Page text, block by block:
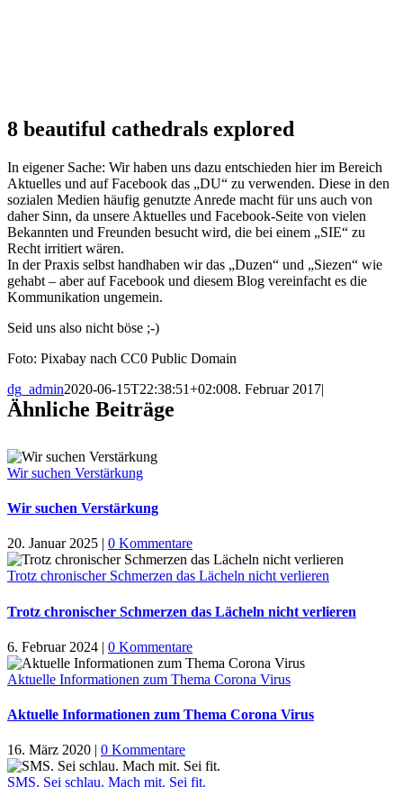
8 beautiful cathedrals explored
In eigener Sache: Wir haben uns dazu entschieden hier im Bereich
Aktuelles und auf Facebook das „DU“ zu verwenden. Diese in den
sozialen Medien häufig genutzte Anrede macht für uns auch von
daher Sinn, da unsere Aktuelles und Facebook-Seite von vielen
Bekannten und Freunden besucht wird, die bei einem „SIE“ zu
Recht irritiert wären.
In der Praxis selbst handhaben wir das „Duzen“ und „Siezen“ wie
gehabt – aber auf Facebook und diesem Blog vereinfacht es die
Kommunikation ungemein.
Seid uns also nicht böse ;-)
Foto: Pixabay nach CC0 Public Domain
dg_admin2020-06-15T22:38:51+02:008. Februar 2017|
Ähnliche Beiträge
Wir suchen Verstärkung
Wir suchen Verstärkung
20. Januar 2025 | 0 Kommentare
Trotz chronischer Schmerzen das Lächeln nicht verlieren
Trotz chronischer Schmerzen das Lächeln nicht verlieren
6. Februar 2024 | 0 Kommentare
Aktuelle Informationen zum Thema Corona Virus
Aktuelle Informationen zum Thema Corona Virus
16. März 2020 | 0 Kommentare
SMS. Sei schlau. Mach mit. Sei fit.